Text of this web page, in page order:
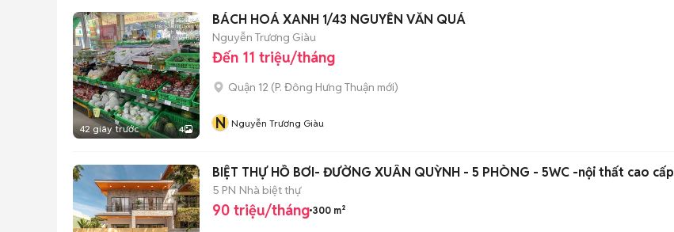
42 giây trước 4
BÁCH HOÁ XANH 1/43 NGUYỄN VĂN QUÁ
Nguyễn Trương Giàu
Đến 11 triệu/tháng
Quận 12 (P. Đông Hưng Thuận mới)
N Nguyễn Trương Giàu
BIỆT THỰ HỒ BƠI- ĐƯỜNG XUÂN QUỲNH - 5 PHÒNG - 5WC -nội thất cao cấp
5 PN Nhà biệt thự
90 triệu/tháng 300 m²